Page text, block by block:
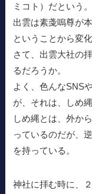
ミコト）だという。
出雲は素戔嗚尊が
ということから変
さて、出雲大社の
るだろうか。
よく、色んなSNS
が、それは、しめ
しめ縄とは、外か
っているのだが、
を持っている。
神社に拝む時に、